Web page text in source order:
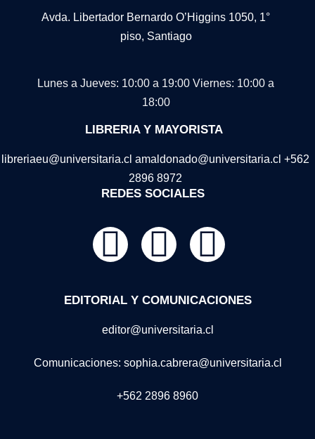
Avda. Libertador Bernardo O’Higgins 1050, 1°
piso, Santiago
Lunes a Jueves: 10:00 a 19:00 Viernes: 10:00 a
18:00
LIBRERIA Y MAYORISTA
libreriaeu@universitaria.cl amaldonado@universitaria.cl +562
2896 8972
REDES SOCIALES
EDITORIAL Y COMUNICACIONES
editor@universitaria.cl
Comunicaciones: sophia.cabrera@universitaria.cl
+562 2896 8960